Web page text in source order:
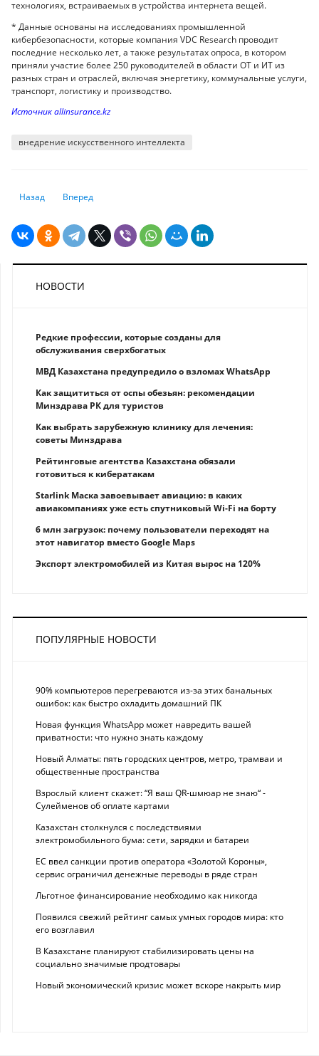
технологиях, встраиваемых в устройства интернета вещей.
* Данные основаны на исследованиях промышленной
кибербезопасности, которые компания VDC Research проводит
последние несколько лет, а также результатах опроса, в котором
приняли участие более 250 руководителей в области ОТ и ИТ из
разных стран и отраслей, включая энергетику, коммунальные услуги,
транспорт, логистику и производство.
Источник allinsurance.kz
внедрение искусственного интеллекта
Предыдущий: Депутаты нанесли сокрушительный удар по кошелькам
Назад Следующий: Казахстанцы удвоили ставки в букмекерских
Вперед
НОВОСТИ
Редкие профессии, которые созданы для
обслуживания сверхбогатых
МВД Казахстана предупредило о взломах WhatsApp
Как защититься от оспы обезьян: рекомендации
Минздрава РК для туристов
Как выбрать зарубежную клинику для лечения:
советы Минздрава
Рейтинговые агентства Казахстана обязали
готовиться к кибератакам
Starlink Маска завоевывает авиацию: в каких
авиакомпаниях уже есть спутниковый Wi-Fi на борту
6 млн загрузок: почему пользователи переходят на
этот навигатор вместо Google Maps
Экспорт электромобилей из Китая вырос на 120%
ПОПУЛЯРНЫЕ НОВОСТИ
90% компьютеров перегреваются из-за этих банальных
ошибок: как быстро охладить домашний ПК
Новая функция WhatsApp может навредить вашей
приватности: что нужно знать каждому
Новый Алматы: пять городских центров, метро, трамваи и
общественные пространства
Взрослый клиент скажет: “Я ваш QR-шмюар не знаю“ -
Сулейменов об оплате картами
Казахстан столкнулся с последствиями
электромобильного бума: сети, зарядки и батареи
ЕС ввел санкции против оператора «Золотой Короны»,
сервис ограничил денежные переводы в ряде стран
Льготное финансирование необходимо как никогда
Появился свежий рейтинг самых умных городов мира: кто
его возглавил
В Казахстане планируют стабилизировать цены на
социально значимые продтовары
Новый экономический кризис может вскоре накрыть мир